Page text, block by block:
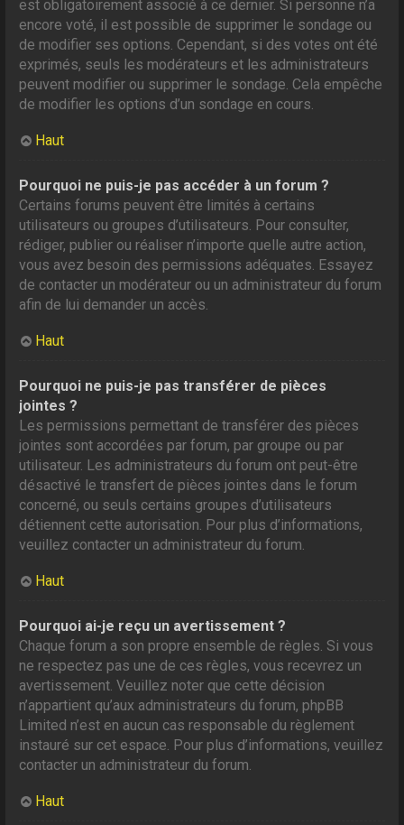
est obligatoirement associé à ce dernier. Si personne n’a
encore voté, il est possible de supprimer le sondage ou
de modifier ses options. Cependant, si des votes ont été
exprimés, seuls les modérateurs et les administrateurs
peuvent modifier ou supprimer le sondage. Cela empêche
de modifier les options d’un sondage en cours.
Haut
Pourquoi ne puis-je pas accéder à un forum ?
Certains forums peuvent être limités à certains
utilisateurs ou groupes d’utilisateurs. Pour consulter,
rédiger, publier ou réaliser n’importe quelle autre action,
vous avez besoin des permissions adéquates. Essayez
de contacter un modérateur ou un administrateur du forum
afin de lui demander un accès.
Haut
Pourquoi ne puis-je pas transférer de pièces
jointes ?
Les permissions permettant de transférer des pièces
jointes sont accordées par forum, par groupe ou par
utilisateur. Les administrateurs du forum ont peut-être
désactivé le transfert de pièces jointes dans le forum
concerné, ou seuls certains groupes d’utilisateurs
détiennent cette autorisation. Pour plus d’informations,
veuillez contacter un administrateur du forum.
Haut
Pourquoi ai-je reçu un avertissement ?
Chaque forum a son propre ensemble de règles. Si vous
ne respectez pas une de ces règles, vous recevrez un
avertissement. Veuillez noter que cette décision
n’appartient qu’aux administrateurs du forum, phpBB
Limited n’est en aucun cas responsable du règlement
instauré sur cet espace. Pour plus d’informations, veuillez
contacter un administrateur du forum.
Haut